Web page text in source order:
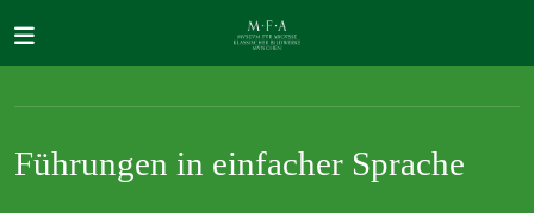
Führungen in einfacher Sprache